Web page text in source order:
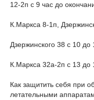
12-2п с 9 час до
К.Маркса 8-1п,
Дзержинского 38 с 10 до
К.Маркса 32а-2п с 13 до
Как защитить себя при
летательными